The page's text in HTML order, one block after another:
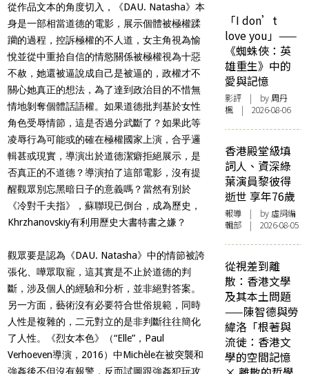
從作品文本的角度切入，《DAU. Natasha》本
身是一部相當道德的電影，展示個體被極權蹂
躪的過程，控訴極權的不人道，女主角視為愉
悅並從中重拾自信的情慾關係被極權視為十惡
不赦，她還被逼說成自己是被逼的，政權才不
關心她真正的想法，為了達到政治目的不惜無
情地剝奪個體話語權。如果道德批判基於女性
角色受辱情節，這是否過分武斷了？如果此等
凌辱行為可能或的確在極權國家上演，合乎邏
輯甚或現實，導演出於道德潔癖拒絕展示，是
否真正的不道德？導演拍了這部電影，沒有提
醒觀眾別忘黑暗日子的意義嗎？當然有別於
《冷對千夫指》，蘇聯現已倒台，成為歷史，
Khrzhanovskiy有利用歷史大書特書之嫌？
觀眾要是認為《DAU. Natasha》中的情節被誇
張化、嘩眾取寵，這其實是不止於道德的判
斷，涉及個人的經驗和分析，並非絕對答案。
另一方面，藝術沒有必要符合世俗規範，同時
人性是複雜的，二元對立的是非判斷往往簡化
了人性。《烈女本色》（“Elle” ， Paul
Verhoeven導演， 2016）中Michèle在被突襲和
強姦後不但沒有報警，反而試圖跟強姦犯玩攻
「I don’t
love you」——
《蜘蛛俠：英
雄重生》中的
愛與記憶
影評 | by周丹
楓 | 2026-08-06
香港殿堂級填
詞人、資深綠
葉演員黎彼得
逝世 享年76歲
報導 | by 虛詞編
輯部 | 2026-08-05
從視差到離
散：香港文學
及其本土問題
——陳智德與勞
緯洛「根著與
流徙：香港文
學的空間記憶